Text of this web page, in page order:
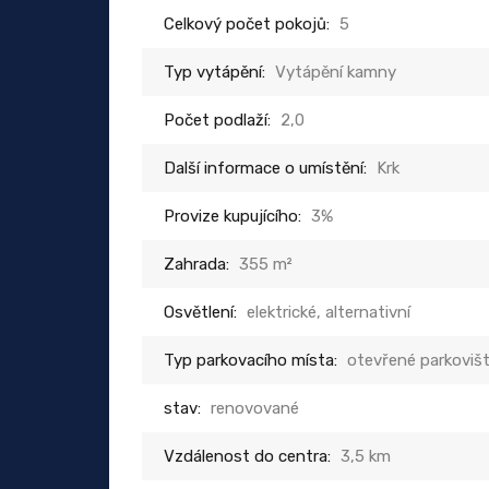
Celkový počet pokojů: 5
Typ vytápění: Vytápění kamny
Počet podlaží: 2,0
Další informace o umístění: Krk
Provize kupujícího: 3%
Zahrada: 355 m²
Osvětlení: elektrické, alternativní
Typ parkovacího místa: otevřené
stav: renovované
Vzdálenost do centra: 3,5 km